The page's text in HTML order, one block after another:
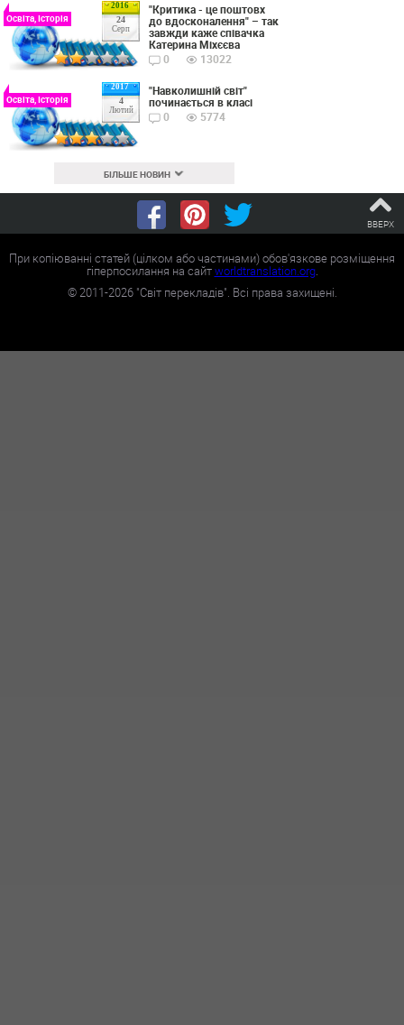
2016
24
Серп
Освіта, Історія
"Критика - це поштовх
до вдосконалення" – так
завжди каже співачка
Катерина Міхєєва
0
13022
2017
4
Лютий
Освіта, Історія
"Навколишній світ"
починається в класі
0
5774
БІЛЬШЕ НОВИН
ВВЕРХ
При копіюванні статей (цілком або частинами) обов'язкове розміщення
гіперпосилання на сайтworldtranslation.org.
©2011-2026"Світ перекладів". Всі права захищені.